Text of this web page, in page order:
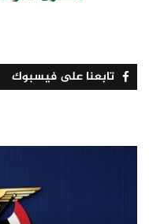
تابعنا على فيسبوك